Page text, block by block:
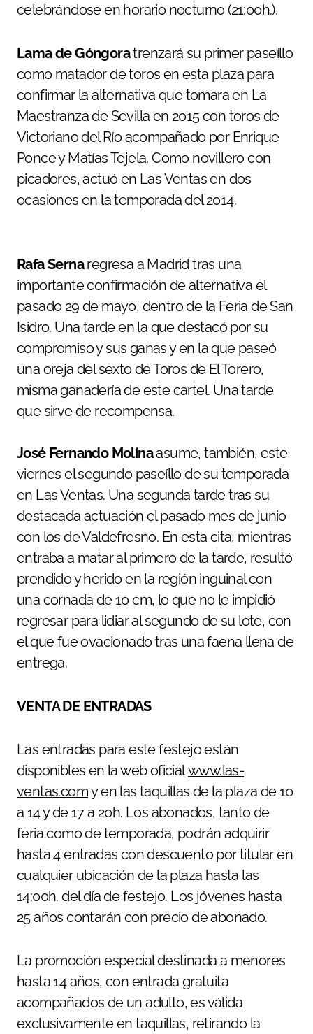
celebrándose en horario nocturno (21:00h.).
Lama de Góngoratrenzará su primer paseíllo
como matador de toros en esta plaza para
confirmar la alternativa que tomara en La
Maestranza de Sevilla en 2015 con toros de
Victoriano del Río acompañado por Enrique
Ponce y Matías Tejela. Como novillero con
picadores, actuó en Las Ventas en dos
ocasiones en la temporada del 2014.
Rafa Sernaregresa a Madrid tras una
importante confirmación de alternativa el
pasado 29 de mayo, dentro de la Feria de San
Isidro. Una tarde en la que destacó por su
compromiso y sus ganas y en la que paseó
una oreja del sexto de Toros de El Torero,
misma ganadería de este cartel. Una tarde
que sirve de recompensa.
José Fernando Molinaasume, también, este
viernes el segundo paseíllo de su temporada
en Las Ventas. Una segunda tarde tras su
destacada actuación el pasado mes de junio
con los de Valdefresno. En esta cita, mientras
entraba a matar al primero de la tarde, resultó
prendido y herido en la región inguinal con
una cornada de 10 cm, lo que no le impidió
regresar para lidiar al segundo de su lote, con
el que fue ovacionado tras una faena llena de
entrega.
VENTA DE ENTRADAS
Las entradas para este festejo están
disponibles en la web oficialwww.las-
ventas.comy en las taquillas de la plaza de 10
a 14 y de 17 a 20h. Los abonados, tanto de
feria como de temporada, podrán adquirir
hasta 4 entradas con descuento por titular en
cualquier ubicación de la plaza hasta las
14:00h. del día de festejo. Los jóvenes hasta
25 años contarán con precio de abonado.
La promoción especial destinada a menores
hasta 14 años, con entrada gratuita
acompañados de un adulto, es válida
exclusivamente en taquillas, retirando la